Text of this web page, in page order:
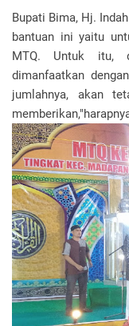
Bupati Bima, Hj.
bantuan ini yaitu
MTQ. Untuk itu,
dimanfaatkan
jumlahnya, akan